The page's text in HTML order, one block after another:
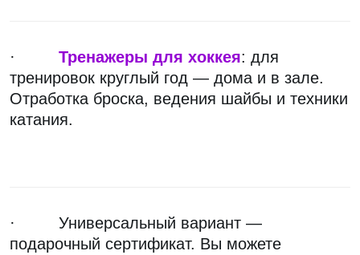
· Тренажеры для хоккея: для
тренировок круглый год — дома и в зале.
Отработка броска, ведения шайбы и техники
катания.
· Универсальный вариант —
подарочный сертификат. Вы можете